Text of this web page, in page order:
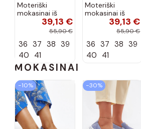
Moteriški
mokasinai iš
dirbtinės
zomšos, rudos
39,13 €
55,90 €
36 37 38 39
40 41
Moteriški
mokasinai iš
dirbtinės
zomšos, molio
39,13 €
55,90 €
36 37 38 39
40 41
MOKASINAI
−10% −30%